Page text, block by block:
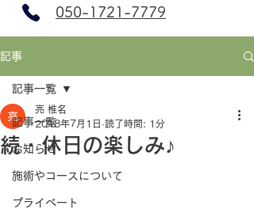
050-1721-7779
記事
記事一覧
お知らせ
施術やコースについて
プライベート
記事一覧
続・休日の楽しみ♪
亮 椎名
2018年7月1日 読了時間: 1分